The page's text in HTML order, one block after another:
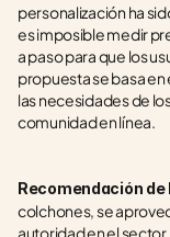
personalización ha
es imposible medir
a paso para que los
propuesta se basa
las necesidades de
comunidad en línea.
Recomendación de
colchones, se
autoridad en el